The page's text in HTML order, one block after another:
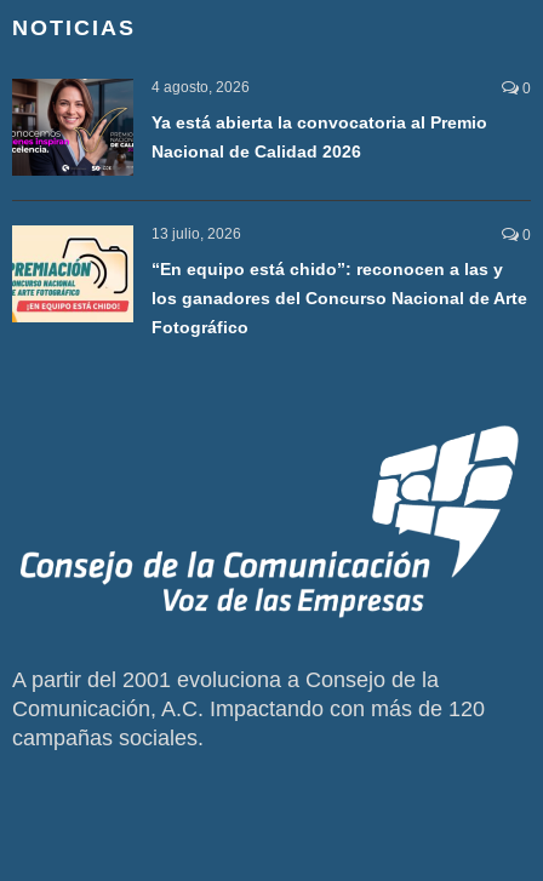
NOTICIAS
4 agosto, 2026 0
Ya está abierta la convocatoria al Premio
Nacional de Calidad 2026
13 julio, 2026 0
“En equipo está chido”: reconocen a las y
los ganadores del Concurso Nacional de Arte
Fotográfico
A partir del 2001 evoluciona a Consejo de la
Comunicación, A.C. Impactando con más de 120
campañas sociales.